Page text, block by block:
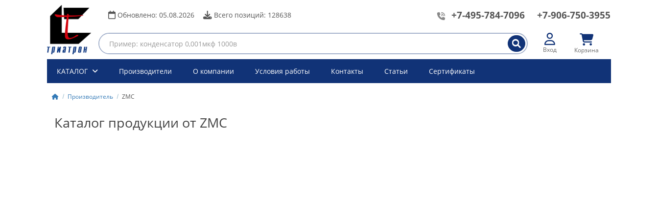
Обновлено: 05.08.2026 Всего позиций: 128638 +7-495-784-7096 +7-906-750-3955
Вход Корзина
КАТАЛОГ Производители О компании Условия работы Контакты Статьи Сертификаты
Производитель ZMC
Каталог продукции от ZMC